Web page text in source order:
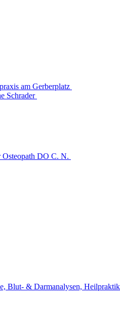
am Gerberplatz
Schrader
DO C. N.
Blut- & Darmanalysen,